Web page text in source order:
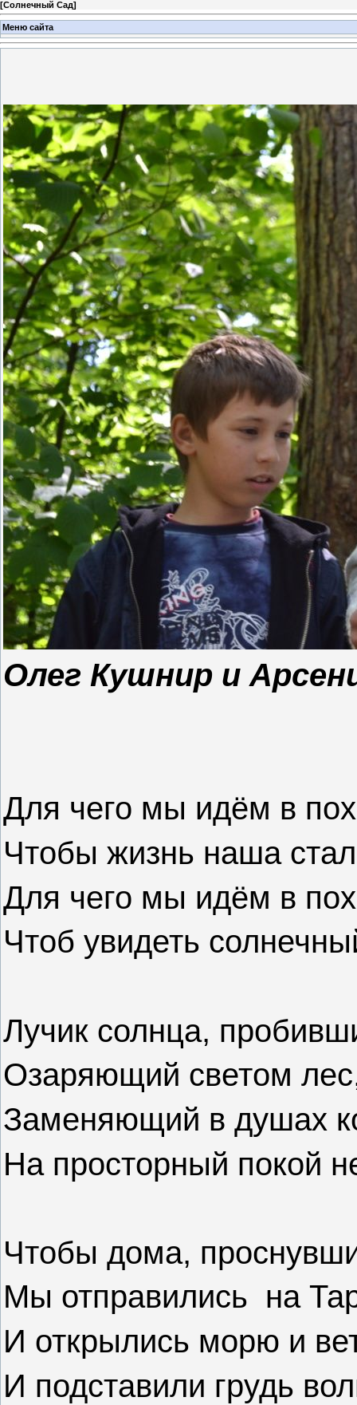
[Солнечный Сад]
Меню сайта
Олег Кушнир и
Для чего мы идём в
Чтобы жизнь наша
Для чего мы идём в
Чтоб увидеть
Лучик солнца,
Озаряющий светом
Заменяющий в душах
На просторный покой
Чтобы дома,
Мы отправились на
И открылись морю и
И подставили грудь